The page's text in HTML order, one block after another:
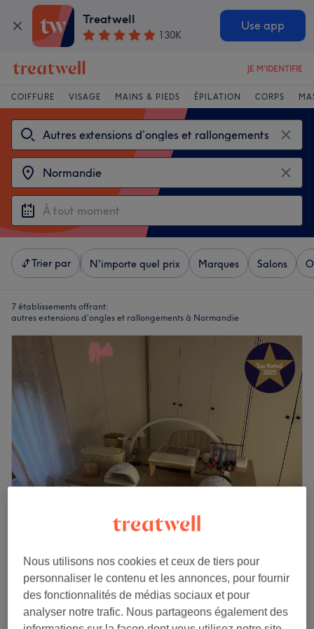
Treatwell
130K
Use app
JE M'IDENTIFIE
COIFFURE VISAGE MAINS & PIEDS ÉPILATION CORPS
Trier par N'importe quel prix Marques Salons
7 établissements offrant:
autres extensions d’ongles et rallongements à Normandie
5,0
232 avis
Cleon, Seine-Maritime
Montrer sur la carte
Pose complète avec capsules
1 h 15 min
à partir de
Nous utilisons nos cookies et ceux de tiers pour
personnaliser le contenu et les annonces, pour fournir
des fonctionnalités de médias sociaux et pour
analyser notre trafic. Nous partageons également des